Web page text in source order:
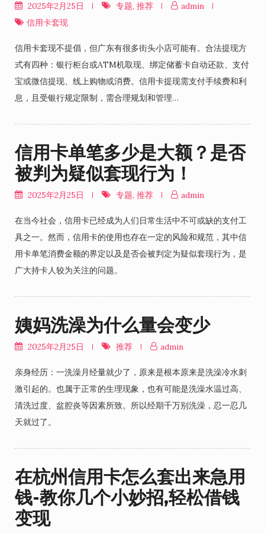
2025年2月25日 专题, 推荐
admin
信用卡套现
信用卡套现不提倡，但广东有很多街头小店可能有。合法提现方
式有四种：银行柜台或ATM机取现、绑定储蓄卡自动还款、支付
宝或微信提现、线上购物或消费。信用卡提现需支付手续费和利
息，且受银行规定限制，需合理规划和管理…
信用卡单笔多少是大额？是否
被判为疑似套现行为！
2025年2月25日 专题, 推荐 admin
在当今社会，信用卡已经成为人们日常生活中不可或缺的支付工
具之一。然而，信用卡的使用也存在一定的风险和规范，其中信
用卡单笔消费金额的界定以及是否会被判定为疑似套现行为，是
广大持卡人较为关注的问题。
姨妈洗澡为什么量会变少
2025年2月25日 推荐 admin
亲身经历：一洗澡月经量就少了，原来是根本原来是洗澡冷水刺
激引起的。也属于正常的生理现象，也有可能是洗澡水温过高、
清洗过度、盆腔炎等因素所致。所以经期千万别洗澡，忍一忍几
天就过了。
在杭州信用卡怎么套出来急用
钱-教你几个小妙招,轻松借钱
变现